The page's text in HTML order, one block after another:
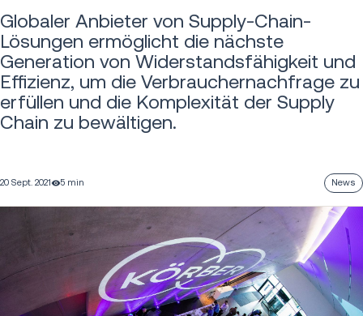
Globaler Anbieter von Supply-Chain-
Lösungen ermöglicht die nächste
Generation von Widerstandsfähigkeit und
Effizienz, um die Verbrauchernachfrage zu
erfüllen und die Komplexität der Supply
Chain zu bewältigen.
20 Sept. 2021 5 min News